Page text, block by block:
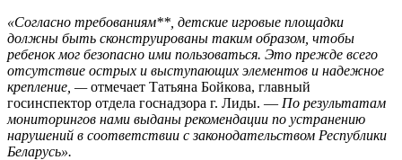
«Согласно требованиям**, детские игровые площадки
должны быть сконструированы таким образом, чтобы
ребенок мог безопасно ими пользоваться. Это прежде всего
отсутствие острых и выступающих элементов и надежное
крепление, —отмечает Татьяна Бойкова, главный
госинспектор отдела госнадзора г. Лиды. — По результатам
мониторингов нами выданы рекомендации по устранению
нарушений в соответствии с законодательством Республики
Беларусь».